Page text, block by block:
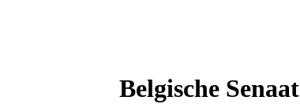
Belgische Senaat